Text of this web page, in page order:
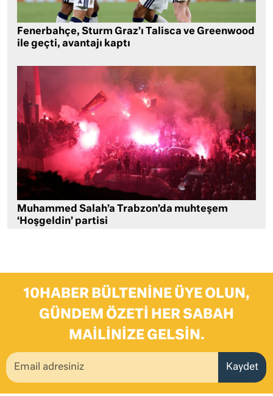
Fenerbahçe, Sturm Graz’ı Talisca ve Greenwood
ile geçti, avantajı kaptı
Muhammed Salah’a Trabzon’da muhteşem
‘Hoşgeldin’ partisi
10HABER BÜLTENINE ÜYE OLUN,
GÜNDEM ÖZETI HER SABAH
MAILINIZE GELSIN.
Kaydet